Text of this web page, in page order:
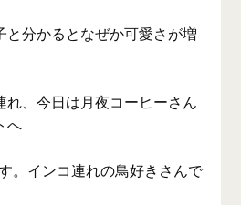
と分かるとなぜか可愛さが増
れ、今日は月夜コーヒーさん
へ
。インコ連れの鳥好きさんで